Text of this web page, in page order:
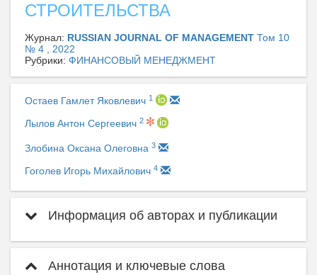
СТРОИТЕЛЬСТВА
Журнал: RUSSIAN JOURNAL OF MANAGEMENT Том 10
№ 4 , 2022
Рубрики: ФИНАНСОВЫЙ МЕНЕДЖМЕНТ
Остаев Гамлет Яковлевич 1
Лылов Антон Сергеевич 2
Злобина Оксана Олеговна 3
Гоголев Игорь Михайлович 4
Информация об авторах и публикации
Аннотация и ключевые слова